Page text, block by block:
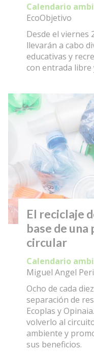
EcoObjetivo
Calendario
Desde el viernes
llevarán a cabo
educativas y
con entrada libre
El reciclaje
base de
circular
Miguel Angel
Calendario
Ocho de cada
separación de
Ecoplas y
volverlo al
ambiente y
sus beneficios.